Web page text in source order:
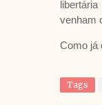
venham
Como já
Tags